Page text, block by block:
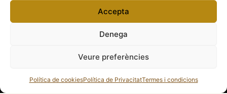
Accepta
Denega
Veure preferències
Política de cookiesPolítica de PrivacitatTermes i condicions